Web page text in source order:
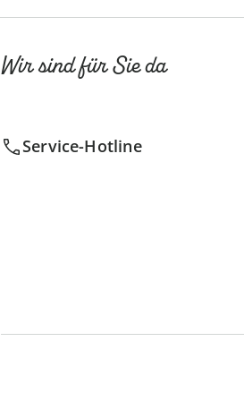
Wir sind für Sie da
Service-Hotline